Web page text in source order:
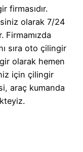
firmasıdır.
olarak 7/24
Firmamızda
sıra oto çilingir
olarak hemen
için çilingir
araç kumanda